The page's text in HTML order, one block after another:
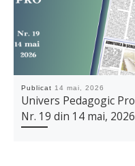
Publicat 14 mai, 2026
Univers Pedagogic Pro
Nr. 19 din 14 mai, 2026